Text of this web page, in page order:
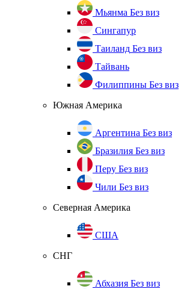
Мьянма Без виз
Сингапур
Таиланд Без виз
Тайвань
Филиппины Без виз
Южная Америка
Аргентина Без виз
Бразилия Без виз
Перу Без виз
Чили Без виз
Северная Америка
США
СНГ
Абхазия Без виз